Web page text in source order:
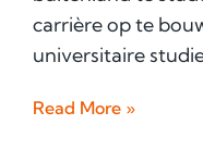
carrière op te
universitaire
Read More »